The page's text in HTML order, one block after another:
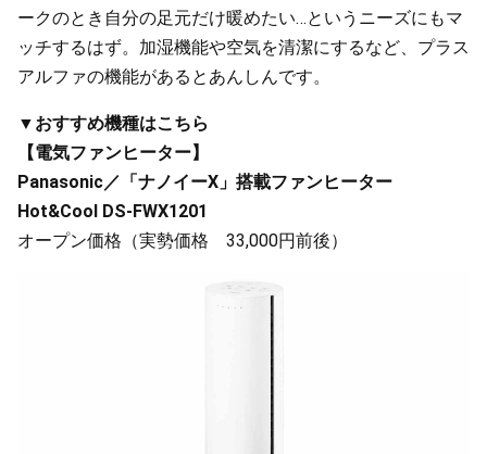
ークのとき自分の足元だけ暖めたい…というニーズにもマ
ッチするはず。加湿機能や空気を清潔にするなど、プラス
アルファの機能があるとあんしんです。
▼おすすめ機種はこちら
【電気ファンヒーター】
Panasonic／「ナノイーX」搭載ファンヒーター
Hot&Cool DS-FWX1201
オープン価格（実勢価格 33,000円前後）